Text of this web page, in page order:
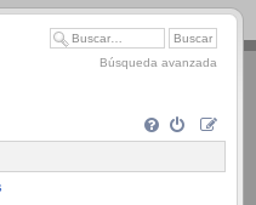
Búsqueda avanzada